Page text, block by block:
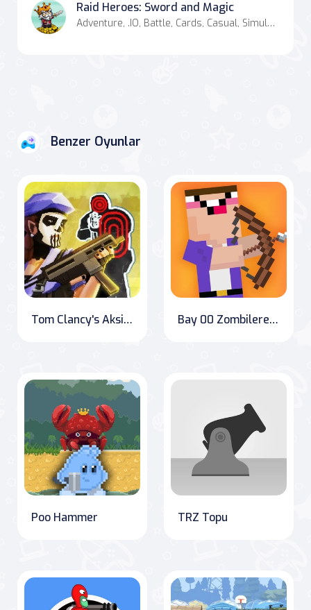
Raid Heroes: Sword and Magic
Adventure, .IO, Battle, Cards, Casual, Simulation, Strategy, Combat
Benzer Oyunlar
Tom Clancy's Aksiyonu Bay 00 Zombilere Karşı
Poo Hammer TRZ Topu